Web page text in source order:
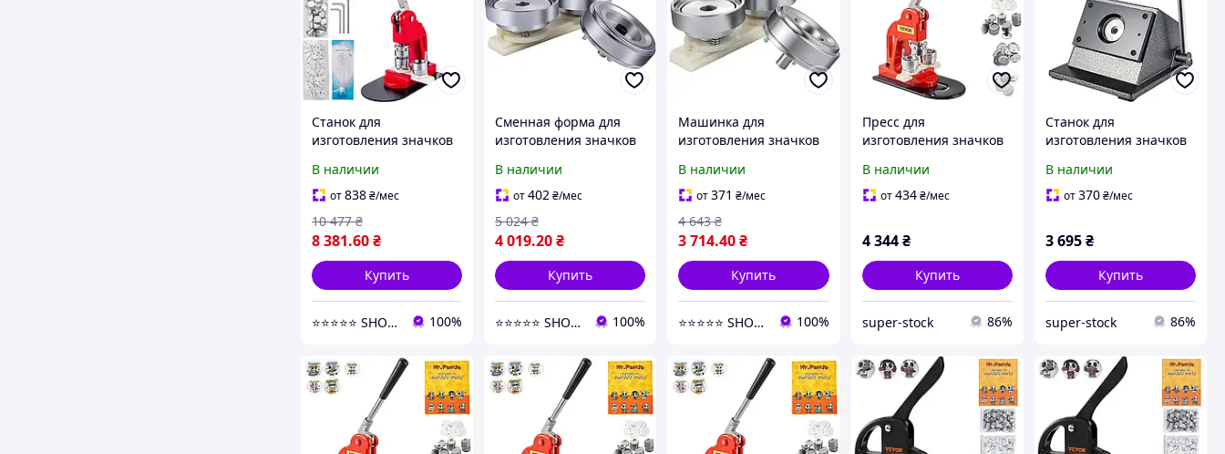
Станок для
изготовления значков
Vevor 25 мм и
чугунным корпусом
В наличии
от838₴/мес
8 381.60₴
10 477 ₴
Купить
⭐️⭐️⭐️⭐️⭐️ SHOPPEEE 100%
Сменная форма для
изготовления значков
мм и прочной
конструкцией из
углеродистой стали
В наличии
от402₴/мес
4 019.20₴
5 024 ₴
Купить
⭐️⭐️⭐️⭐️⭐️ SHOPPEEE 100%
Машинка для
изготовления значков
штампов 56 мм и
прочной конструкцией
из углеродистой стали
В наличии
от371 ₴/мес
3 714.40₴
4 643 ₴
Купить
⭐️⭐️⭐️⭐️⭐️ SHOPPEEE 100%
Пресс для
изготовления значков
Red Б/В
В наличии
от434 ₴/мес
4 344 ₴
Купить
super-stock 86%
Станок для
изготовления значков
В наличии
от370₴/мес
3 695₴
Купить
super-stock 86%